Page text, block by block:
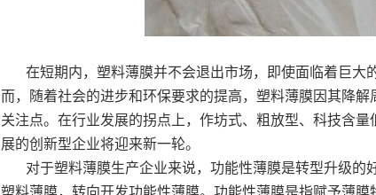
在短期内，塑料薄膜并不会退出市场，即使面临着巨
而，随着社会的进步和环保要求的提高，塑料薄膜因其降
关注点。在行业发展的拐点上，作坊式、粗放型、科技含
展的创新型企业将迎来新一轮。
对于塑料薄膜生产企业来说，功能性薄膜是转型升级
塑料薄膜，转向开发功能性薄膜。功能性薄膜是指赋予薄